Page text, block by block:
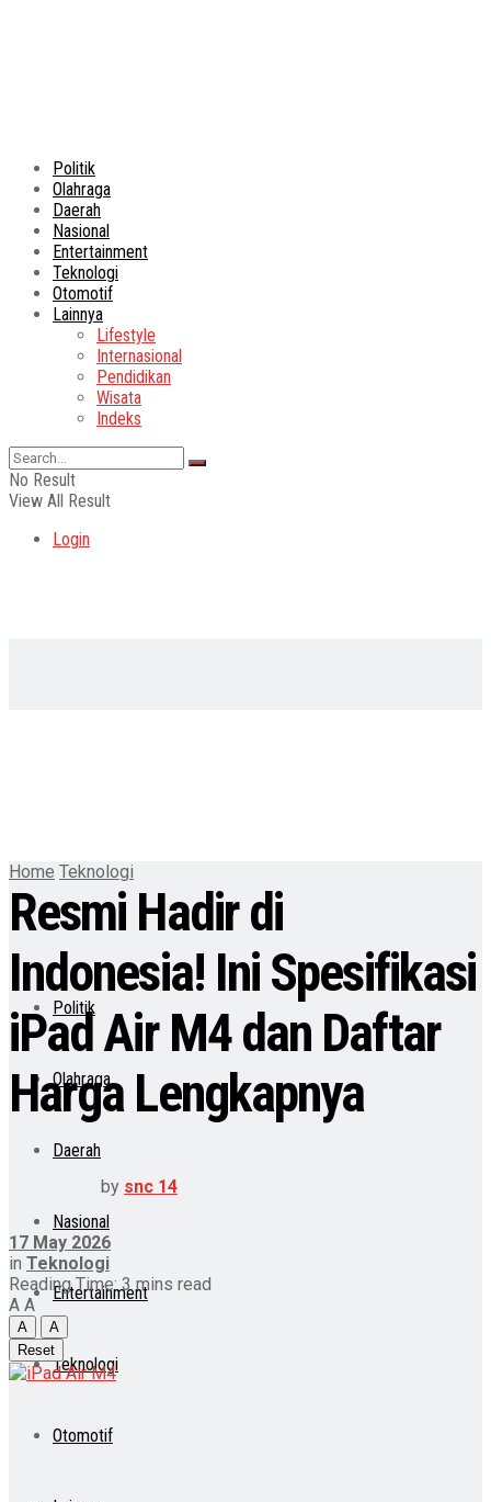
Politik
Olahraga
Daerah
Nasional
Entertainment
Teknologi
Otomotif
Lainnya
Lifestyle
Internasional
Pendidikan
Wisata
Indeks
No Result
View All Result
Login
Politik
Olahraga
Daerah
Nasional
Entertainment
Teknologi
Otomotif
Home Teknologi
Resmi Hadir di
Indonesia! Ini Spesifikasi
iPad Air M4 dan Daftar
Harga Lengkapnya
by snc 14
17 May 2026
in Teknologi
Reading Time: 3 mins read
A A
A
A
Reset